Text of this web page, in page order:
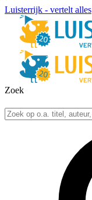
Luisterrijk - vertelt alles
Zoek